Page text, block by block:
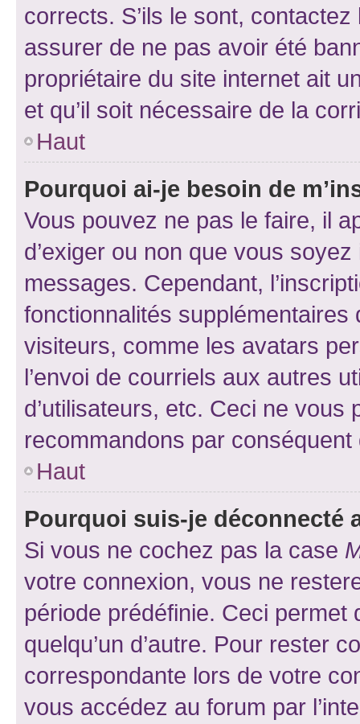
corrects. S’ils le sont,
assurer de ne pas avoir été
propriétaire du site internet ait
et qu’il soit nécessaire de la
Haut
Pourquoi ai-je besoin de
Vous pouvez ne pas le faire, il
d’exiger ou non que vous
messages. Cependant,
fonctionnalités
visiteurs, comme les avatars
l’envoi de courriels aux autres
d’utilisateurs, etc. Ceci ne vous
recommandons par conséquent
Haut
Pourquoi suis-je déconnecté
Si vous ne cochez pas la case
votre connexion, vous ne
période prédéfinie. Ceci permet
quelqu’un d’autre. Pour rester
correspondante lors de votre
vous accédez au forum par